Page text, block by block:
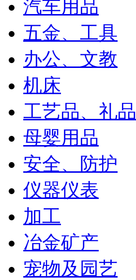
汽车用品
五金、工具
办公、文教
机床
工艺品、礼品
母婴用品
安全、防护
仪器仪表
加工
冶金矿产
宠物及园艺